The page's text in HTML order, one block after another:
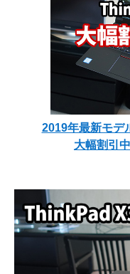
2019年最新モデ
大幅割引